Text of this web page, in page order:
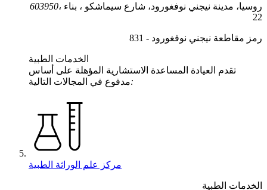
603950، روسيا، مدينة نيجني نوفغورود، شارع سيماشكو ، بناء
22
رمز مقاطعة نيجني نوفغورود - 831
الخدمات الطبية
تقدم العيادة المساعدة الاستشارية المؤهلة على أساس
مدفوع في المجالات التالية:
مركز علم الوراثة الطبية
الخدمات الطبية